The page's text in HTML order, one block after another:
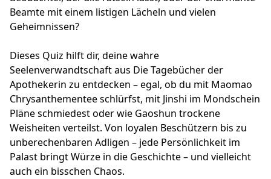
Beamte mit einem listigen Lächeln und vielen
Geheimnissen?
Dieses Quiz hilft dir, deine wahre
Seelenverwandtschaft aus Die Tagebücher der
Apothekerin zu entdecken – egal, ob du mit Maomao
Chrysanthementee schlürfst, mit Jinshi im Mondschein
Pläne schmiedest oder wie Gaoshun trockene
Weisheiten verteilst. Von loyalen Beschützern bis zu
unberechenbaren Adligen – jede Persönlichkeit im
Palast bringt Würze in die Geschichte – und vielleicht
auch ein bisschen Chaos.